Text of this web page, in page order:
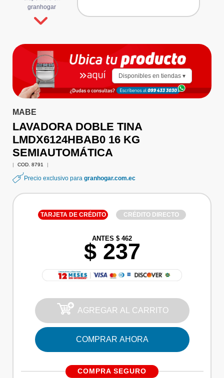
Disponibles en tiendas ▾
MABE
LAVADORA DOBLE TINA
LMDX6124HBAB0 16 KG
SEMIAUTOMÁTICA
COD. 8791
Precio exclusivo para granhogar.com.ec
TARJETA DE CRÉDITO CRÉDITO DIRECTO
ANTES $ 462
$ 237
AGREGAR AL CARRITO
COMPRAR AHORA
COMPRA SEGURO